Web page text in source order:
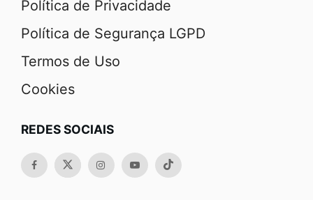
Política de Privacidade
Política de Segurança LGPD
Termos de Uso
Cookies
REDES SOCIAIS